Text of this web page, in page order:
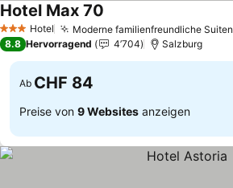
3 SterneHotel Moderne familienfreundliche Suiten
Hotel Max 70
8.8 Hervorragend 4’704 Salzburg
Ab CHF 84
Preise von 9 Websites anzeigen